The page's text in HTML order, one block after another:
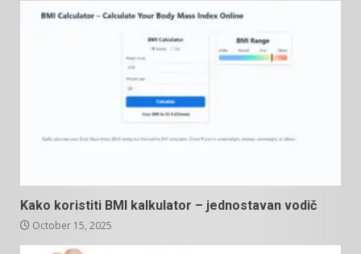
Kako koristiti BMI kalkulator – jednostavan vodič
October 15, 2025